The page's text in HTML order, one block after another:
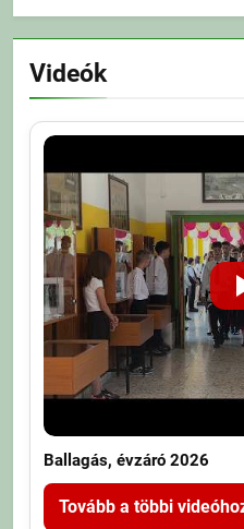
Videók
Ballagás, évzáró 2026
Tovább a többi